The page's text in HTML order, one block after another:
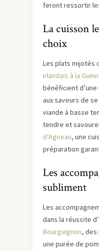
feront ressortir
La cuisson
choix
Les plats mijotés
irlandais à la
bénéficient
aux saveurs de
viande à basse
tendre et
d’Agneau, une
préparation
Les
subliment
Les
dans la réussite
Bourguignon, des
une purée de